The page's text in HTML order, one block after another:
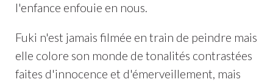
l'enfance enfouie en nous.
Fuki n'est jamais filmée en train de peindre mais
elle colore son monde de tonalités contrastées
faites d'innocence et d'émerveillement, mais